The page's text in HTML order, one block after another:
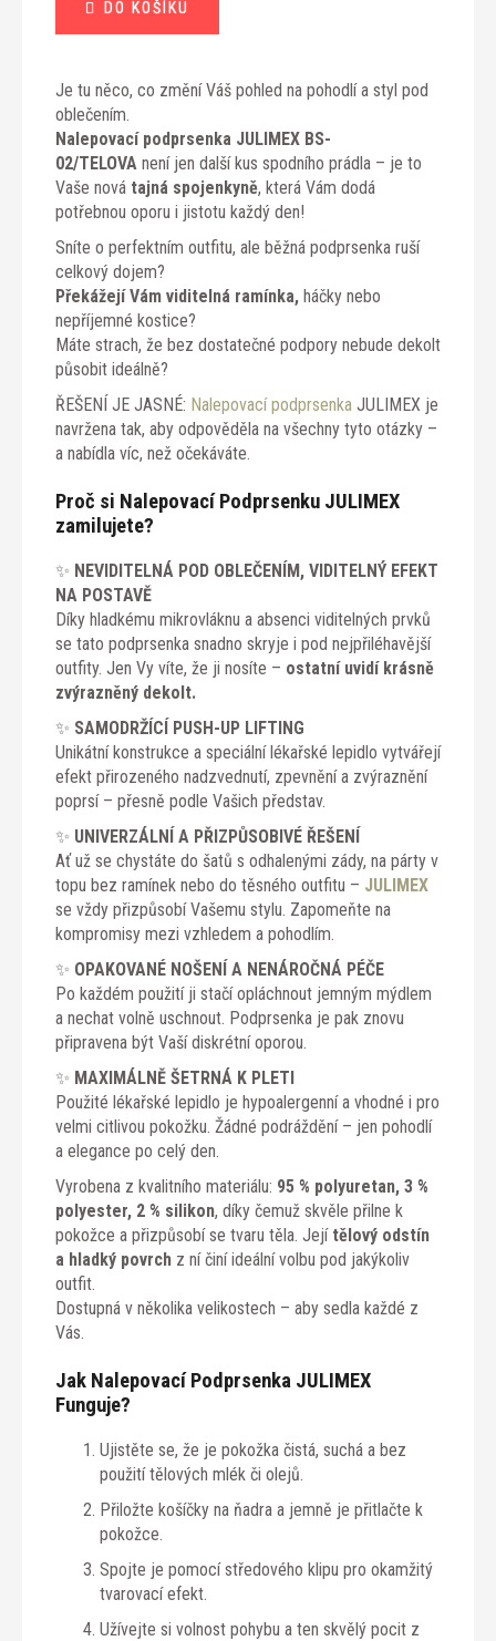
cena: DO KOŠÍKU
Je tu něco, co změní Váš pohled na pohodlí a styl pod
oblečením.
Nalepovací podprsenka JULIMEX BS-
02/TELOVA není jen další kus spodního prádla – je to
Vaše nová tajná spojenkyně, která Vám dodá
potřebnou oporu i jistotu každý den!
Sníte o perfektním outfitu, ale běžná podprsenka ruší
celkový dojem?
Překážejí Vám viditelná ramínka, háčky nebo
nepříjemné kostice?
Máte strach, že bez dostatečné podpory nebude dekolt
působit ideálně?
ŘEŠENÍ JE JASNÉ: Nalepovací podprsenka JULIMEX je
navržena tak, aby odpověděla na všechny tyto otázky –
a nabídla víc, než očekáváte.
Proč si Nalepovací Podprsenku JULIMEX
zamilujete?
✨ NEVIDITELNÁ POD OBLEČENÍM, VIDITELNÝ EFEKT
NA POSTAVĚ
Díky hladkému mikrovláknu a absenci viditelných prvků
se tato podprsenka snadno skryje i pod nejpřiléhavější
outfity. Jen Vy víte, že ji nosíte – ostatní uvidí krásně
zvýrazněný dekolt.
✨ SAMODRŽÍCÍ PUSH-UP LIFTING
Unikátní konstrukce a speciální lékařské lepidlo vytvářejí
efekt přirozeného nadzvednutí, zpevnění a zvýraznění
poprsí – přesně podle Vašich představ.
✨ UNIVERZÁLNÍ A PŘIZPŮSOBIVÉ ŘEŠENÍ
Ať už se chystáte do šatů s odhalenými zády, na párty v
topu bez ramínek nebo do těsného outfitu – JULIMEX
se vždy přizpůsobí Vašemu stylu. Zapomeňte na
kompromisy mezi vzhledem a pohodlím.
✨ OPAKOVANÉ NOŠENÍ A NENÁROČNÁ PÉČE
Po každém použití ji stačí opláchnout jemným mýdlem
a nechat volně uschnout. Podprsenka je pak znovu
připravena být Vaší diskrétní oporou.
✨ MAXIMÁLNĚ ŠETRNÁ K PLETI
Použité lékařské lepidlo je hypoalergenní a vhodné i pro
velmi citlivou pokožku. Žádné podráždění – jen pohodlí
a elegance po celý den.
Vyrobena z kvalitního materiálu: 95 % polyuretan, 3 %
polyester, 2 % silikon, díky čemuž skvěle přilne k
pokožce a přizpůsobí se tvaru těla. Její tělový odstín
a hladký povrch z ní činí ideální volbu pod jakýkoliv
outfit.
Dostupná v několika velikostech – aby sedla každé z
Vás.
Jak Nalepovací Podprsenka JULIMEX
Funguje?
Ujistěte se, že je pokožka čistá, suchá a bez
použití tělových mlék či olejů.
Přiložte košíčky na ňadra a jemně je přitlačte k
pokožce.
Spojte je pomocí středového klipu pro okamžitý
tvarovací efekt.
Užívejte si volnost pohybu a ten skvělý pocit z